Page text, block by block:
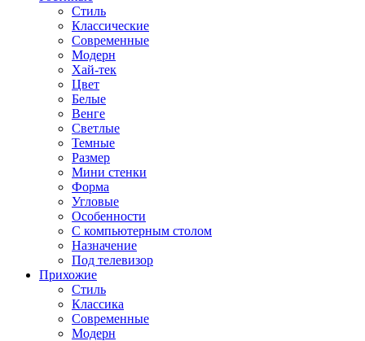
Стиль
Классические
Современные
Модерн
Хай-тек
Цвет
Белые
Венге
Светлые
Темные
Размер
Мини стенки
Форма
Угловые
Особенности
С компьютерным столом
Назначение
Под телевизор
Прихожие
Стиль
Классика
Современные
Модерн